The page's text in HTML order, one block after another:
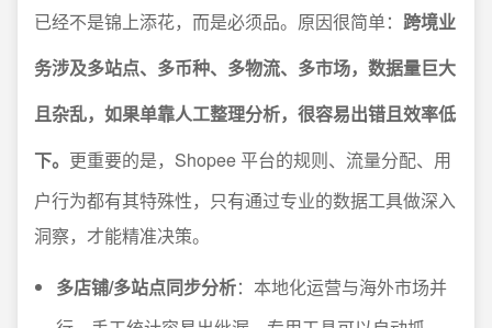
已经不是锦上添花，而是必须品。原因很简单： 跨境业
务涉及多站点、多币种、多物流、多市场，数据量巨大
且杂乱，如果单靠人工整理分析，很容易出错且效率低
下。 更重要的是，Shopee 平台的规则、流量分配、用
户行为都有其特殊性，只有通过专业的数据工具做深入
洞察，才能精准决策。
多店铺/多站点同步分析：本地化运营与海外市场并